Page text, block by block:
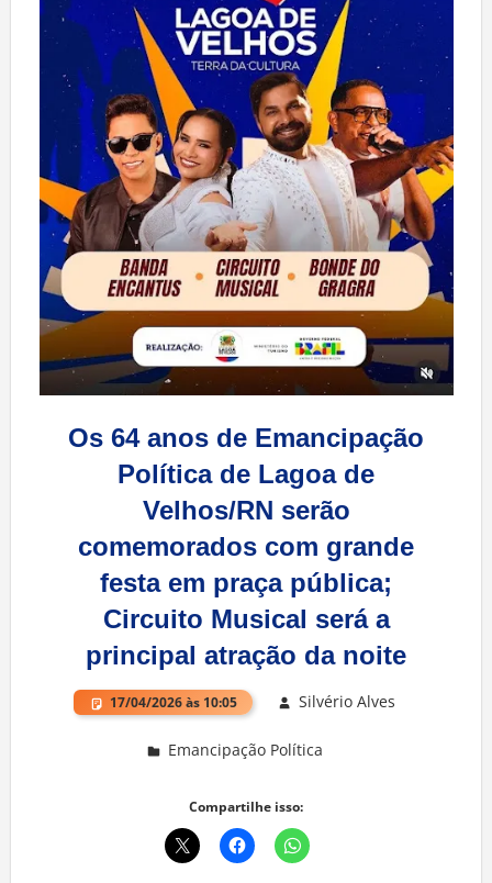
Os 64 anos de Emancipação
Política de Lagoa de
Velhos/RN serão
comemorados com grande
festa em praça pública;
Circuito Musical será a
principal atração da noite
17/04/2026 às 10:05 Silvério Alves
Emancipação Política
Compartilhe isso: